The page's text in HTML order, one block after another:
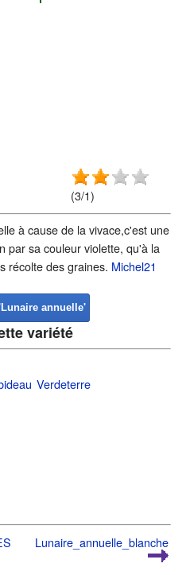
(3/1)
à cause de la vivace,c'est une
par sa couleur violette, qu'à la
récolte des graines. Michel21
variété
Verdeterre
Lunaire_annuelle_blanche